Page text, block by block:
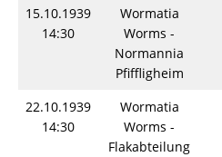
15.10.1939
14:30
Wormatia
Worms -
Normannia
Pfiffligheim
22.10.1939
14:30
Wormatia
Worms -
Flakabteilung